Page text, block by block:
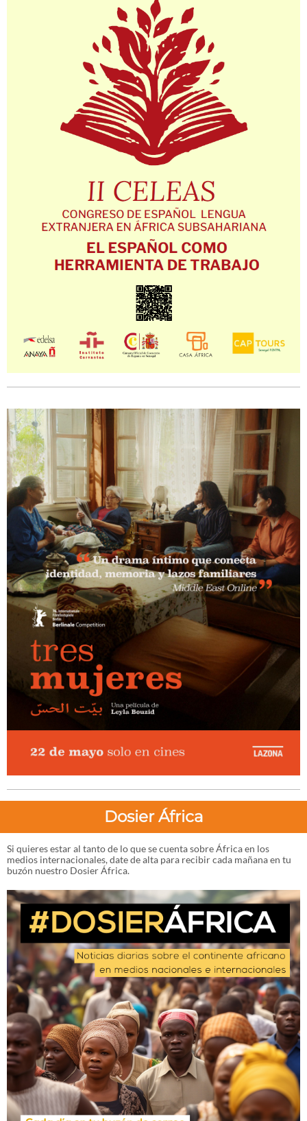
Dosier África
Si quieres estar al tanto de lo que se cuenta sobre África en los
medios internacionales, date de alta para recibir cada mañana en tu
buzón nuestro Dosier África.